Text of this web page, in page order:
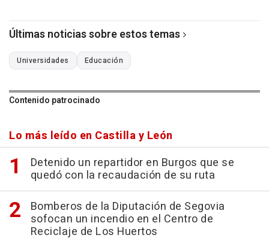
Últimas noticias sobre estos temas
Universidades Educación
Contenido patrocinado
Lo más leído en Castilla y León
Detenido un repartidor en Burgos que se
quedó con la recaudación de su ruta
Bomberos de la Diputación de Segovia
sofocan un incendio en el Centro de
Reciclaje de Los Huertos